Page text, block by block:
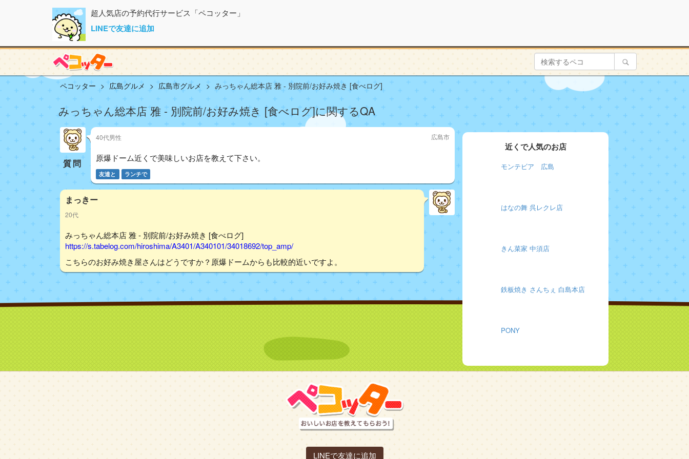
超人気店の予約代行サービス「ペコッター」
LINEで友達に追加
ペコッター 広島グルメ 広島市グルメ みっちゃん総本店 雅 - 別院前/お好み焼き [食べログ]
みっちゃん総本店 雅 - 別院前/お好み焼き [食べログ]に関するQA
質問
40代男性 広島市
原爆ドーム近くで美味しいお店を教えて下さい。
友達と ランチで
まっきー
20代
みっちゃん総本店 雅 - 別院前/お好み焼き [食べログ]
https://s.tabelog.com/hiroshima/A3401/A340101/34018692/top_amp/
こちらのお好み焼き屋さんはどうですか？原爆ドームからも比較的近いですよ。
近くで人気のお店
モンテビア 広島
はなの舞 呉レクレ店
きん菜家 中須店
鉄板焼き さんちぇ 白島本店
PONY
LINEで友達に追加